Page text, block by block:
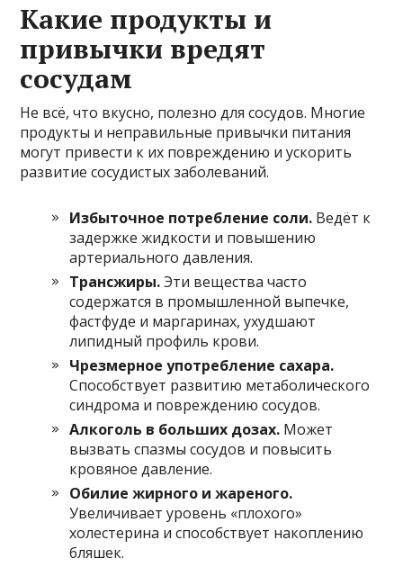
Какие продукты и
привычки вредят
сосудам
Не всё, что вкусно, полезно для сосудов. Многие
продукты и неправильные привычки питания
могут привести к их повреждению и ускорить
развитие сосудистых заболеваний.
Избыточное потребление соли. Ведёт к
задержке жидкости и повышению
артериального давления.
Трансжиры.Эти вещества часто
содержатся в промышленной выпечке,
фастфуде и маргаринах, ухудшают
липидный профиль крови.
Чрезмерное употребление сахара.
Способствует развитию метаболического
синдрома и повреждению сосудов.
Алкоголь в больших дозах. Может
вызвать спазмы сосудов и повысить
кровяное давление.
Обилие жирного и жареного.
Увеличивает уровень «плохого»
холестерина и способствует накоплению
бляшек.